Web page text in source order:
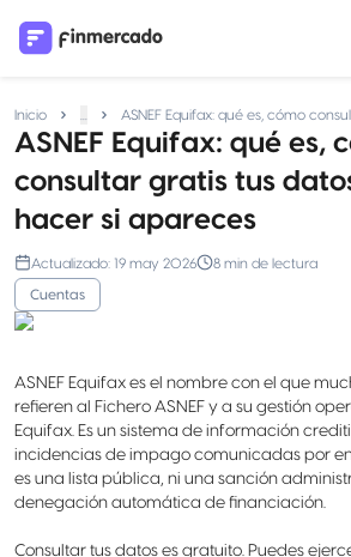
Inicio ASNEF Equifax: qué es, cómo
ASNEF Equifax: qué es,
consultar gratis tus
hacer si apareces
Actualizado: 19 may 2026 8 min de lectura
Cuentas
ASNEF Equifax es el nombre con el que
refieren al Fichero ASNEF y a su gestión
Equifax. Es un sistema de información
incidencias de impago comunicadas por
es una lista pública, ni una sanción
denegación automática de financiación.
Consultar tus datos es gratuito. Puedes